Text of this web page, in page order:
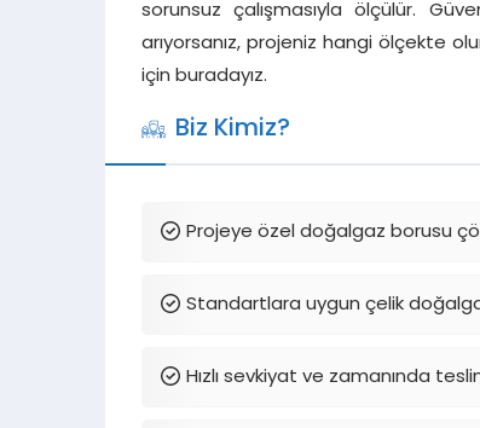
sorunsuz çalışmasıyla ölçülür.
arıyorsanız, projeniz hangi ölçekte
için buradayız.
Biz Kimiz?
Projeye özel doğalgaz borusu
Standartlara uygun çelik
Hızlı sevkiyat ve zamanında